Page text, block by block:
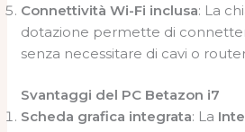
Connettività Wi-Fi inclusa: La
dotazione permette di
senza necessitare di cavi o
Svantaggi del PC Betazon i7
Scheda grafica integrata: La